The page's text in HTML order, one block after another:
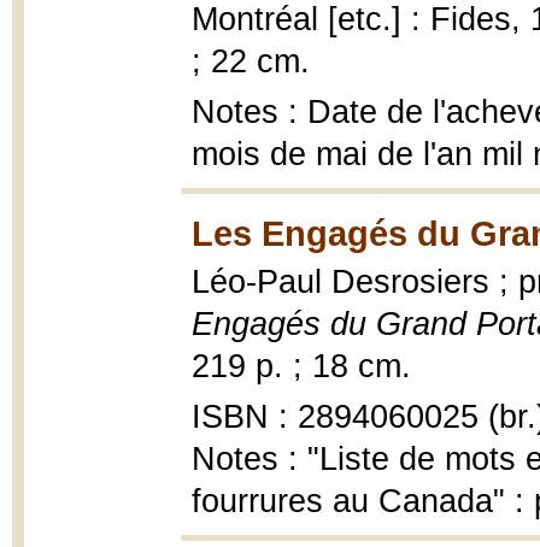
Montréal [etc.] : Fides,
; 22 cm.
Notes : Date de
mois de mai de l'an
Les Engagés du
Léo-Paul Desrosiers ;
Engagés du Grand
219 p. ; 18 cm.
ISBN : 2894060025
Notes : "Liste de mots
fourrures au Canada" :